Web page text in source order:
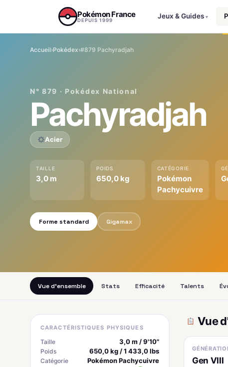
Pokémon France
DEPUIS 1999
Jeux & Guides ▾
Accueil›Pokédex›#879 Pachyradjah
N° 879 · Pokédex National
Pachyradjah
Acier
TAILLE
3,0 m
POIDS
650,0 kg
CATÉGORIE
Pokémon
Pachycuivre
Forme standard Gigamax
Vue d'ensemble Stats Efficacité Talents
CARACTÉRISTIQUES PHYSIQUES
Taille 3,0 m / 9'10"
Poids 650,0 kg / 1 433,0 lbs
Catégorie Pokémon Pachycuivre
Vue
Gen VIII